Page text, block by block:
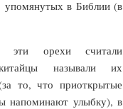
упомянутых в Библии (в
эти орехи считали
называли их
то, что приоткрытые
напоминают улыбку), в